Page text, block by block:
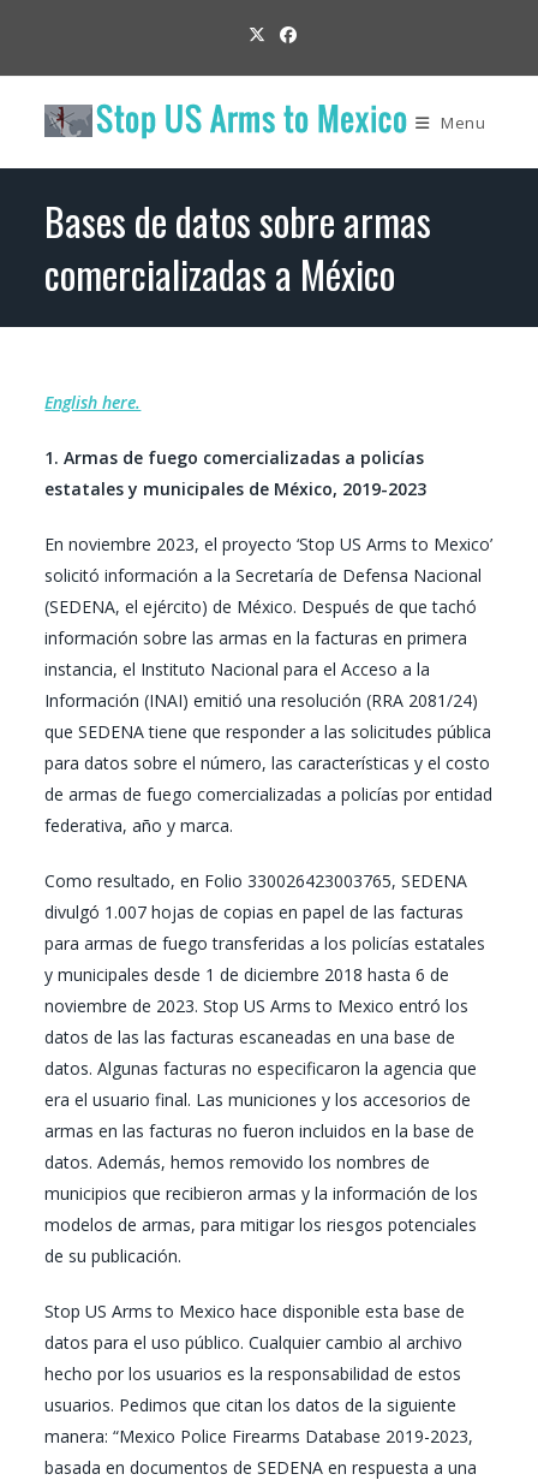
content
Menu
Bases de datos sobre armas
comercializadas a México
English here.
1. Armas de fuego comercializadas a policías
estatales y municipales de México, 2019-2023
En noviembre 2023, el proyecto ‘Stop US Arms to Mexico’
solicitó información a la Secretaría de Defensa Nacional
(SEDENA, el ejército) de México. Después de que tachó
información sobre las armas en la facturas en primera
instancia, el Instituto Nacional para el Acceso a la
Información (INAI) emitió una resolución (RRA 2081/24)
que SEDENA tiene que responder a las solicitudes pública
para datos sobre el número, las características y el costo
de armas de fuego comercializadas a policías por entidad
federativa, año y marca.
Como resultado, en Folio 330026423003765, SEDENA
divulgó 1.007 hojas de copias en papel de las facturas
para armas de fuego transferidas a los policías estatales
y municipales desde 1 de diciembre 2018 hasta 6 de
noviembre de 2023. Stop US Arms to Mexico entró los
datos de las las facturas escaneadas en una base de
datos. Algunas facturas no especificaron la agencia que
era el usuario final. Las municiones y los accesorios de
armas en las facturas no fueron incluidos en la base de
datos. Además, hemos removido los nombres de
municipios que recibieron armas y la información de los
modelos de armas, para mitigar los riesgos potenciales
de su publicación.
Stop US Arms to Mexico hace disponible esta base de
datos para el uso público. Cualquier cambio al archivo
hecho por los usuarios es la responsabilidad de estos
usuarios. Pedimos que citan los datos de la siguiente
manera: “Mexico Police Firearms Database 2019-2023,
basada en documentos de SEDENA en respuesta a una